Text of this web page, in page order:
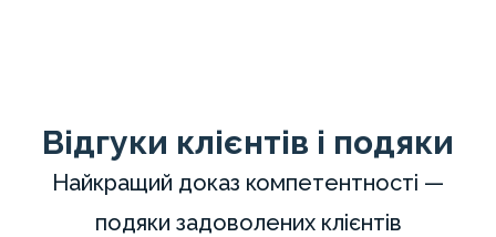
Відгуки клієнтів і подяки
Найкращий доказ компетентності —
подяки задоволених клієнтів